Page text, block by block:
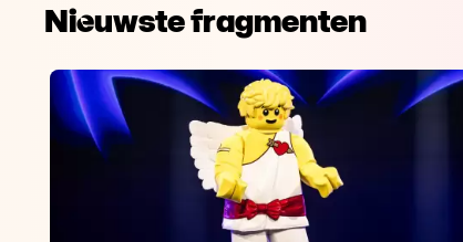
Nieuwste fragmenten